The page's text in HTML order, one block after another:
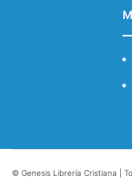
© Genesis Librería Cristiana |